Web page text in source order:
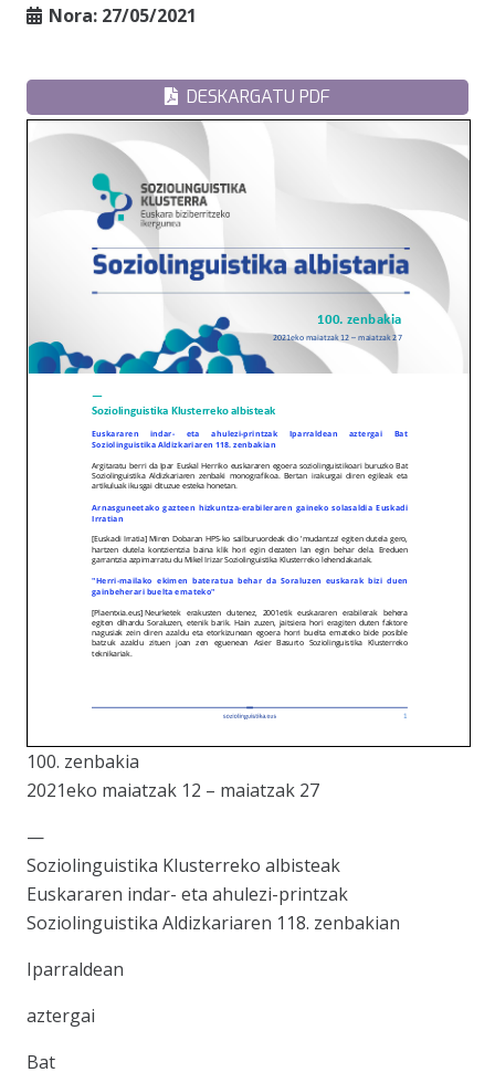
Nora: 27/05/2021
DESKARGATU PDF
100. zenbakia
2021eko maiatzak 12 – maiatzak 27
—
Soziolinguistika Klusterreko albisteak
Euskararen indar- eta ahulezi-printzak
Soziolinguistika Aldizkariaren 118. zenbakian
Iparraldean
aztergai
Bat